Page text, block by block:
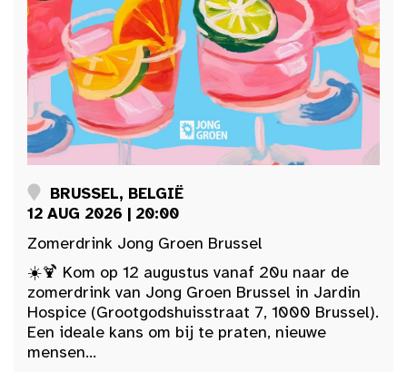
BRUSSEL, BELGIË
12 AUG 2026 | 20:00
Zomerdrink Jong Groen Brussel
☀️🍹 Kom op 12 augustus vanaf 20u naar de
zomerdrink van Jong Groen Brussel in Jardin
Hospice (Grootgodshuisstraat 7, 1000 Brussel).
Een ideale kans om bij te praten, nieuwe
mensen...